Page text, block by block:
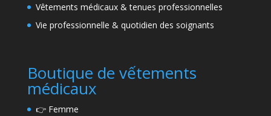
Vêtements médicaux & tenues professionnelles
Vie professionnelle & quotidien des soignants
Boutique de vếtements
médicaux
👉 Femme